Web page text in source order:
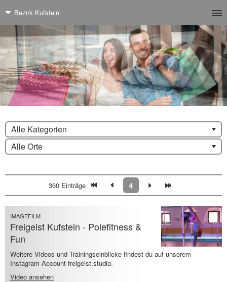
Bezirk Kufstein
Alle Kategorien
Alle Orte
360 Einträge 4
IMAGEFILM
Freigeist Kufstein - Polefitness &
Fun
Weitere Videos und Trainingseinblicke findest du auf unserem
Instagram Account freigeist.studio.
Video ansehen